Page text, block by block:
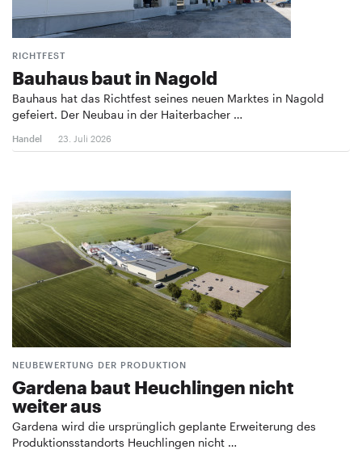
RICHTFEST
Bauhaus baut in Nagold
Bauhaus hat das Richtfest seines neuen Marktes in Nagold
gefeiert. Der Neubau in der Haiterbacher …
Handel 23. Juli 2026
NEUBEWERTUNG DER PRODUKTION
Gardena baut Heuchlingen nicht
weiter aus
Gardena wird die ursprünglich geplante Erweiterung des
Produktionsstandorts Heuchlingen nicht …